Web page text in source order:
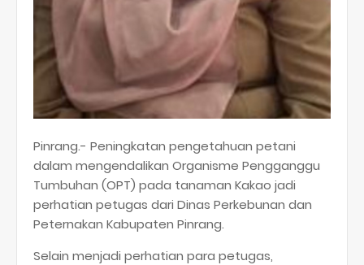
Pinrang.- Peningkatan pengetahuan petani
dalam mengendalikan Organisme Pengganggu
Tumbuhan (OPT) pada tanaman Kakao jadi
perhatian petugas dari Dinas Perkebunan dan
Peternakan Kabupaten Pinrang.
Selain menjadi perhatian para petugas,